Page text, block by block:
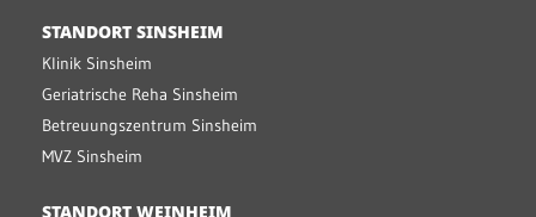
STANDORT SINSHEIM
Klinik Sinsheim
Geriatrische Reha Sinsheim
Betreuungszentrum Sinsheim
MVZ Sinsheim
STANDORT WEINHEIM